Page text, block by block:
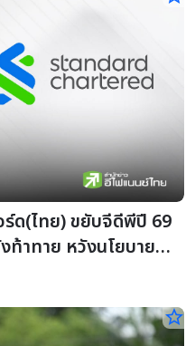
ร์ด(ไทย) ขยับจีดีพีปี 69
าทาย หวังนโยบายรัฐ
star_border